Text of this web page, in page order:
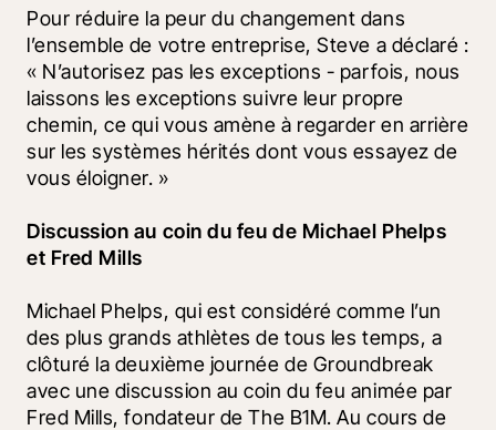
Pour réduire la peur du changement dans
l’ensemble de votre entreprise, Steve a déclaré :
« N’autorisez pas les exceptions - parfois, nous
laissons les exceptions suivre leur propre
chemin, ce qui vous amène à regarder en arrière
sur les systèmes hérités dont vous essayez de
vous éloigner. »
Discussion au coin du feu de Michael Phelps
et Fred Mills
Michael Phelps, qui est considéré comme l’un
des plus grands athlètes de tous les temps, a
clôturé la deuxième journée de Groundbreak
avec une discussion au coin du feu animée par
Fred Mills, fondateur de The B1M. Au cours de